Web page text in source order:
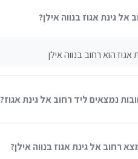
אל גינת אגוז בנווה אילן?
אגוז הוא רחוב בנווה אילן
נמצאים ליד רחוב אל גינת אגוז?
רחוב אל גינת אגוז בנווה אילן?